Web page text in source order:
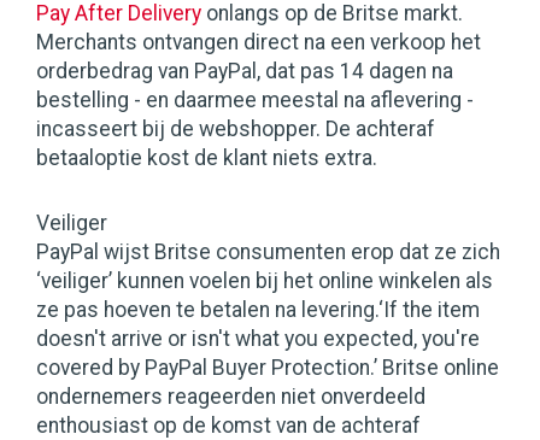
Pay After Delivery onlangs op de Britse markt.
Merchants ontvangen direct na een verkoop het
orderbedrag van PayPal, dat pas 14 dagen na
bestelling - en daarmee meestal na aflevering -
incasseert bij de webshopper. De achteraf
betaaloptie kost de klant niets extra.
Veiliger
PayPal wijst Britse consumenten erop dat ze zich
‘veiliger’ kunnen voelen bij het online winkelen als
ze pas hoeven te betalen na levering.‘If the item
doesn't arrive or isn't what you expected, you're
covered by PayPal Buyer Protection.’ Britse online
ondernemers reageerden niet onverdeeld
enthousiast op de komst van de achteraf